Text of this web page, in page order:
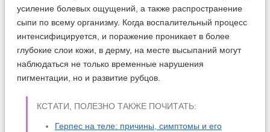
усиление болевых ощущений, а также распространение
сыпи по всему организму. Когда воспалительный процесс
интенсифицируется, и поражение проникает в более
глубокие слои кожи, в дерму, на месте высыпаний могут
наблюдаться не только временные нарушения
пигментации, но и развитие рубцов.
КСТАТИ, ПОЛЕЗНО ТАКЖЕ ПОЧИТАТЬ:
Герпес на теле: причины, симптомы и его